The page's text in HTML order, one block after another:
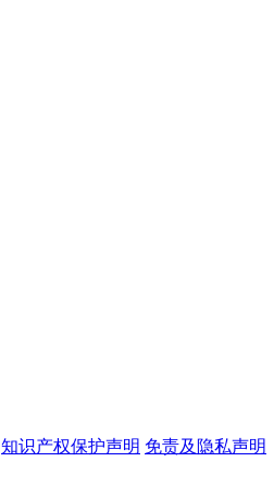
知识产权保护声明 免责及隐私声明